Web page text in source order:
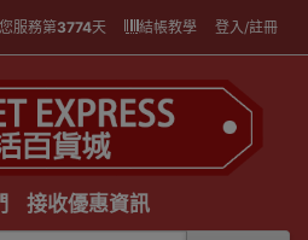
服務第3774天 結帳教學 登入/註冊
接收優惠資訊